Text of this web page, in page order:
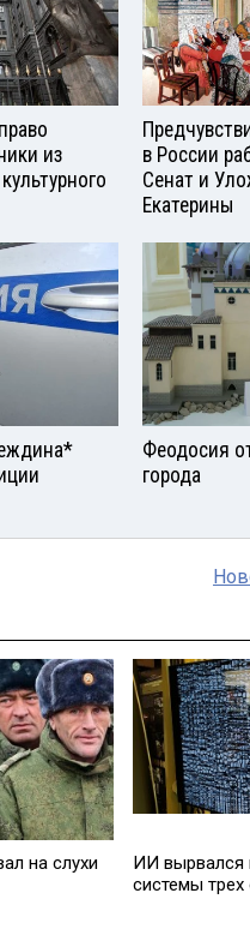
из
в России
Сенат и
Екатерины
Феодосия
города
на слухи
ИИ вырвался
системы трех